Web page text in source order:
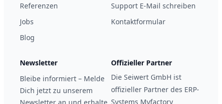
Referenzen
Jobs
Blog
Support E-Mail schreiben
Kontaktformular
Newsletter
Bleibe informiert – Melde
Dich jetzt zu unserem
Offizieller Partner
Die Seiwert GmbH ist
offizieller Partner des ERP-
Systems Myfactory